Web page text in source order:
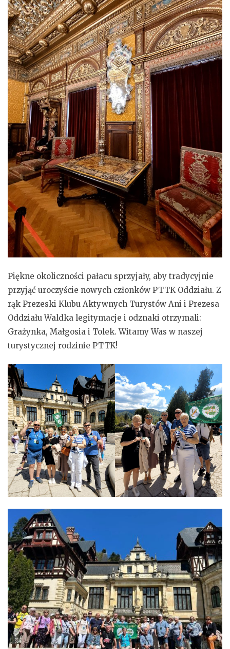
Piękne okoliczności pałacu sprzyjały, aby tradycyjnie
przyjąć uroczyście nowych członków PTTK Oddziału. Z
rąk Prezeski Klubu Aktywnych Turystów Ani i Prezesa
Oddziału Waldka legitymacje i odznaki otrzymali:
Grażynka, Małgosia i Tolek. Witamy Was w naszej
turystycznej rodzinie PTTK!